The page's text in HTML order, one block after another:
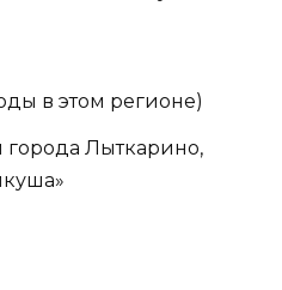
в этом регионе)
города Лыткарино,